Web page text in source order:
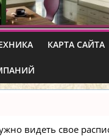
КАРТА САЙТА
видеть свое